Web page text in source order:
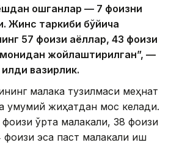
ошганлар — 7 фоизни
Жинс таркиби бўйича
57 фоизи аёллар, 43 фоизи
жойлаштирилган”, —
вазирлик.
малака тузилмаси меҳнат
умумий жиҳатдан мос келади.
ўрта малакали, 38 фоизи
фоизи эса паст малакали иш